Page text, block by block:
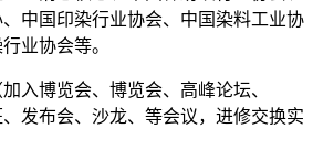
中国印染行业协会、中国染料工业协
业协会等。
博览会、博览会、高峰论坛、
发布会、沙龙、等会议，进修交换实